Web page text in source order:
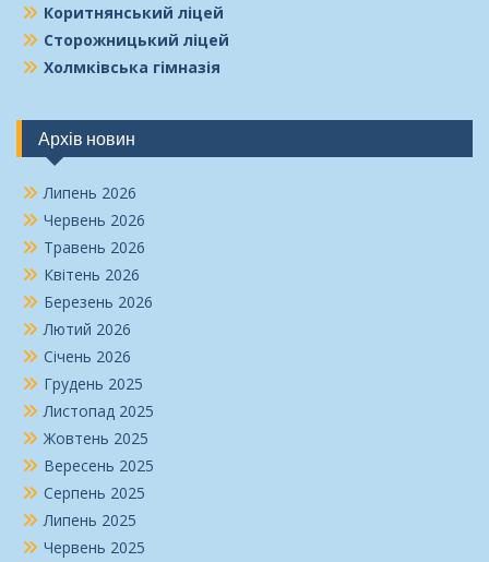
Коритнянський ліцей
Сторожницький ліцей
Холмківська гімназія
Архів новин
Липень 2026
Червень 2026
Травень 2026
Квітень 2026
Березень 2026
Лютий 2026
Січень 2026
Грудень 2025
Листопад 2025
Жовтень 2025
Вересень 2025
Серпень 2025
Липень 2025
Червень 2025